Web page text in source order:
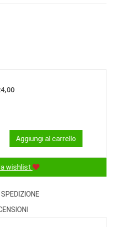
Prezzo
Aggiungi al carrello
wishlist